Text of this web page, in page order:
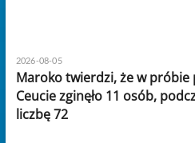
2026-08-05
Maroko twierdzi, że w
Ceucie zginęło 11 osób,
liczbę 72